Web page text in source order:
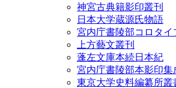
神宮古典籍影印叢刊
日本大学蔵源氏物語
宮内庁書陵部コロタイ
上方藝文叢刊
蓬左文庫本続日本紀
宮内庁書陵部本影印集
東京大学史料編纂所叢